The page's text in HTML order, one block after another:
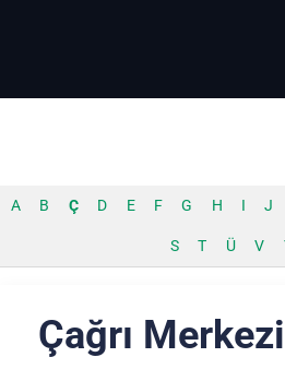
A B Ç D E F G H I J
S T Ü V
Çağrı